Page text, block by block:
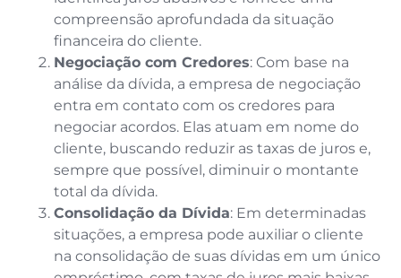
compreensão aprofundada da situação
financeira do cliente.
Negociação com Credores: Com base na
análise da dívida, a empresa de negociação
entra em contato com os credores para
negociar acordos. Elas atuam em nome do
cliente, buscando reduzir as taxas de juros e,
sempre que possível, diminuir o montante
total da dívida.
Consolidação da Dívida: Em determinadas
situações, a empresa pode auxiliar o cliente
na consolidação de suas dívidas em um único